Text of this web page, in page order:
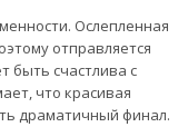
Ослепленная
отправляется
быть счастлива с
что красивая
драматичный финал.